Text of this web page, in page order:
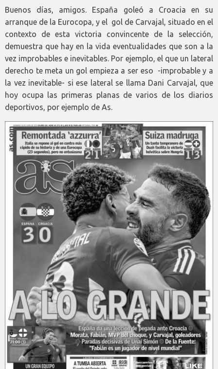
Buenos días, amigos. España goleó a Croacia en su
arranque de la Eurocopa, y el gol de Carvajal, situado en el
contexto de esta victoria convincente de la selección,
demuestra que hay en la vida eventualidades que son a la
vez improbables e inevitables. Por ejemplo, el que un lateral
derecho te meta un gol empieza a ser eso -improbable y a
la vez inevitable- si ese lateral se llama Dani Carvajal, que
hoy ocupa las primeras planas de varios de los diarios
deportivos, por ejemplo de As.